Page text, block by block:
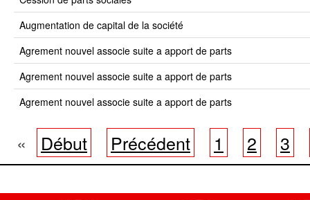
augmentation de capital de la société
agrement nouvel associe suite a apport de parts
agrement nouvel associe suite a apport de parts
agrement nouvel associe suite a apport de parts
« Début Précédent 1 2 3